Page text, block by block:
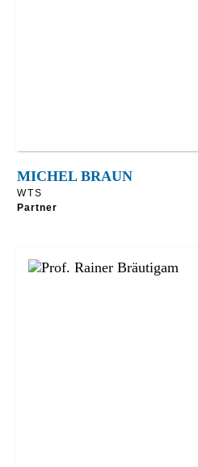
MICHEL BRAUN
WTS
Partner